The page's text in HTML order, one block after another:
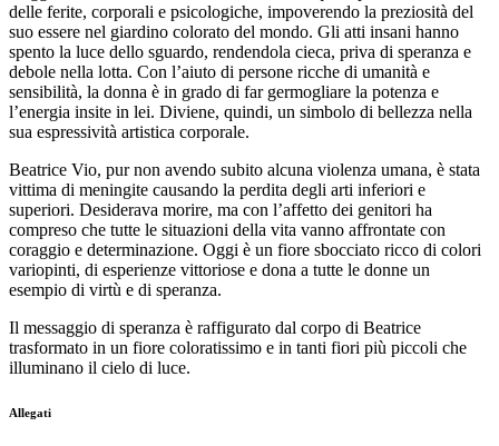
delle ferite, corporali e psicologiche, impoverendo la preziosità del
suo essere nel giardino colorato del mondo. Gli atti insani hanno
spento la luce dello sguardo, rendendola cieca, priva di speranza e
debole nella lotta. Con l’aiuto di persone ricche di umanità e
sensibilità, la donna è in grado di far germogliare la potenza e
l’energia insite in lei. Diviene, quindi, un simbolo di bellezza nella
sua espressività artistica corporale.
Beatrice Vio, pur non avendo subito alcuna violenza umana, è stata
vittima di meningite causando la perdita degli arti inferiori e
superiori. Desiderava morire, ma con l’affetto dei genitori ha
compreso che tutte le situazioni della vita vanno affrontate con
coraggio e determinazione. Oggi è un fiore sbocciato ricco di colori
variopinti, di esperienze vittoriose e dona a tutte le donne un
esempio di virtù e di speranza.
Il messaggio di speranza è raffigurato dal corpo di Beatrice
trasformato in un fiore coloratissimo e in tanti fiori più piccoli che
illuminano il cielo di luce.
Allegati